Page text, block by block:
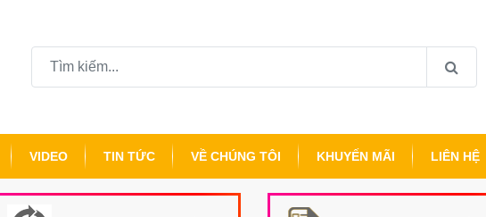
VIDEO TIN TỨC VỀ CHÚNG TÔI KHUYẾN MÃI LIÊN HỆ